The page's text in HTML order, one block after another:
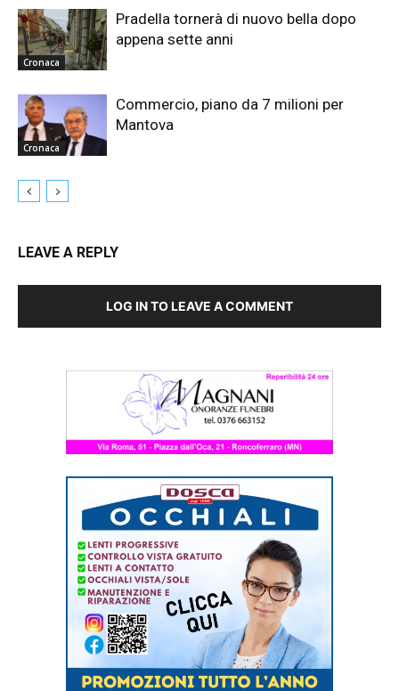
Cronaca
Pradella tornerà di nuovo bella dopo
appena sette anni
Cronaca
Commercio, piano da 7 milioni per
Mantova
LEAVE A REPLY
LOG IN TO LEAVE A COMMENT